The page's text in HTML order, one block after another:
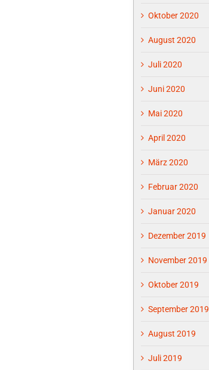
Oktober 2020
August 2020
Juli 2020
Juni 2020
Mai 2020
April 2020
März 2020
Februar 2020
Januar 2020
Dezember 2019
November 2019
Oktober 2019
September 2019
August 2019
Juli 2019